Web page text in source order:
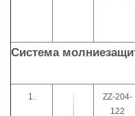
Система
1.
ZZ-204-
122